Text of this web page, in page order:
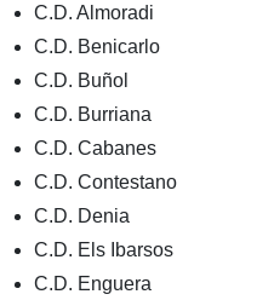
C.D. Almoradi
C.D. Benicarlo
C.D. Buñol
C.D. Burriana
C.D. Cabanes
C.D. Contestano
C.D. Denia
C.D. Els Ibarsos
C.D. Enguera